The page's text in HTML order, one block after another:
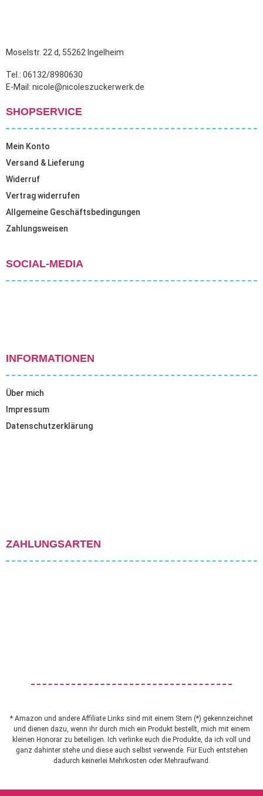
werden
Moselstr. 22 d, 55262 Ingelheim
Tel.: 06132/8980630
E-Mail: nicole@nicoleszuckerwerk.de
SHOPSERVICE
Mein Konto
Versand & Lieferung
Widerruf
Vertrag widerrufen
Allgemeine Geschäftsbedingungen
Zahlungsweisen
SOCIAL-MEDIA
INFORMATIONEN
Über mich
Impressum
Datenschutzerklärung
ZAHLUNGSARTEN
* Amazon und andere Affiliate Links sind mit einem Stern (*) gekennzeichnet
und dienen dazu, wenn ihr durch mich ein Produkt bestellt, mich mit einem
kleinen Honorar zu beteiligen. Ich verlinke euch die Produkte, da ich voll und
ganz dahinter stehe und diese auch selbst verwende. Für Euch entstehen
dadurch keinerlei Mehrkosten oder Mehraufwand.